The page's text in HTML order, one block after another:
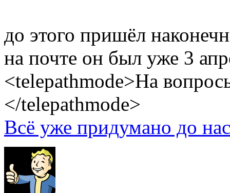
до этого пришёл
на почте он был уже 3
<telepathmode>На
</telepathmode>
Всё уже придумано до